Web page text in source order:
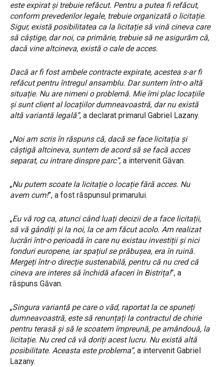
este expirat și trebuie refăcut. Pentru a putea fi refăcut,
conform prevederilor legale, trebuie organizată o licitație.
Sigur, există posibilitatea ca la licitație să vină cineva care
să câștige, dar noi, ca primărie, trebuie să ne asigurăm că,
dacă vine altcineva, există o cale de acces.
Dacă ar fi fost ambele contracte expirate, acestea s-ar fi
refăcut pentru întregul ansamblu. Dar suntem într-o altă
situație. Nu are nimeni o problemă. Mie îmi plac locațiile
și sunt client al locațiilor dumneavoastră, dar nu există
altă variantă legală”, a declarat primarul Gabriel Lazany.
„Noi am scris în răspuns că, dacă se face licitația și
câștigă altcineva, suntem de acord să se facă acces
separat, cu intrare dinspre parc”, a intervenit Găvan.
„Nu putem scoate la licitație o locație fără acces. Nu
avem cum!”, a fost răspunsul primarului.
„Eu vă rog ca, atunci când luați decizii de a face licitații,
să vă gândiți și la noi, la ce am făcut acolo. Am realizat
lucrări într-o perioadă în care nu existau investiții și nici
fonduri europene, iar spațiul se prăbușea, era în ruină.
Mergeți într-o direcție sustenabilă, pentru că nu cred că
cineva are interes să închidă afaceri în Bistrița!”, a
răspuns Găvan.
„Singura variantă pe care o văd, raportat la ce spuneți
dumneavoastră, este să renunțați la contractul de chirie
pentru terasă și să le scoatem împreună, pe amândouă, la
licitație. Nu cred că vă doriți acest lucru. Nu există altă
posibilitate. Aceasta este problema”, a intervenit Gabriel
Lazany.